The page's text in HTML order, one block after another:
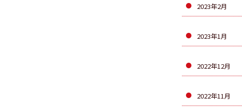
2023年2月
2023年1月
2022年12月
2022年11月